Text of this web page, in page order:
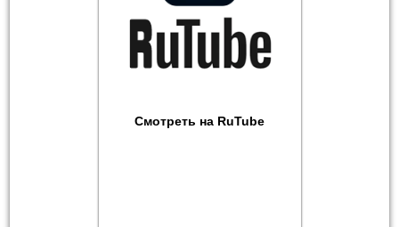
Смотреть на RuTube